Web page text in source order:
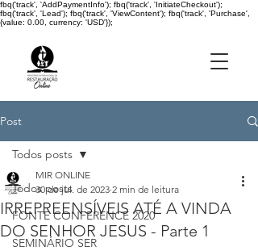
fbq('track', 'AddPaymentInfo'); fbq('track', 'InitiateCheckout');
fbq('track', 'Lead'); fbq('track', 'ViewContent'); fbq('track', 'Purchase',
{value: 0.00, currency: 'USD'});
Post
Todos posts
FONTE CONFERENCE 2020
SEMINÁRIO SER
Todos posts
IRREPREENSÍVEIS ATÉ A VINDA
DO SENHOR JESUS - Parte 1
MIR ONLINE
30 de jul. de 2023 2 min de leitura